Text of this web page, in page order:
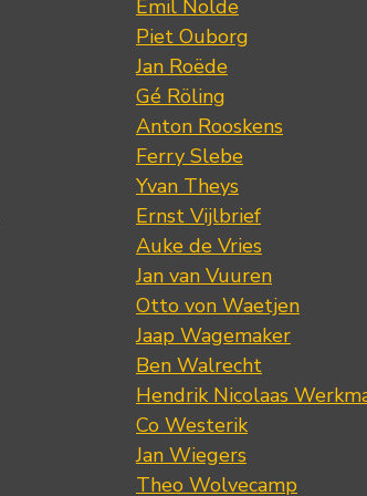
Emil Nolde
Piet Ouborg
Jan Roëde
Gé Röling
Anton Rooskens
Ferry Slebe
Yvan Theys
Ernst Vijlbrief
Auke de Vries
Jan van Vuuren
Otto von Waetjen
Jaap Wagemaker
Ben Walrecht
Hendrik Nicolaas
Co Westerik
Jan Wiegers
Theo Wolvecamp